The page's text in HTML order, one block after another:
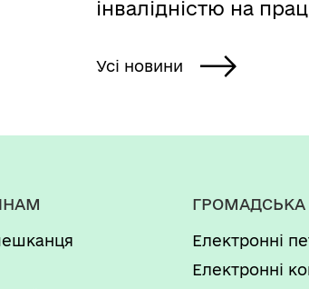
інвалідністю на
Усі новини
ГРОМАДСЬКА
Електронні
Електронні